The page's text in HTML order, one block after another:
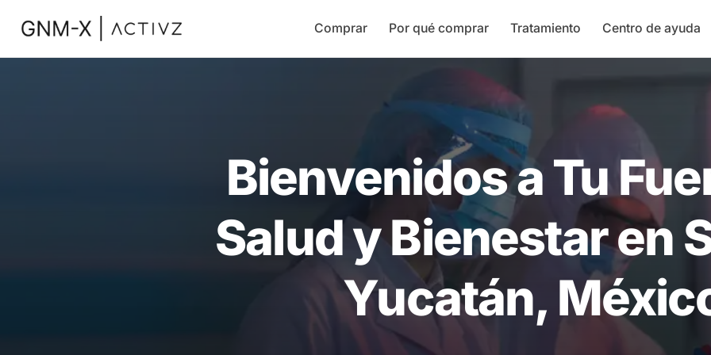
Comprar Por qué comprar Tratamiento Centro de ayuda
Bienvenidos a Tu
Salud y Bienestar en
Yucatán,